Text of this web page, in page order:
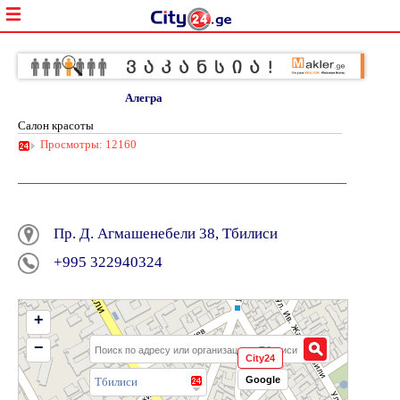
Алегра
Салон красоты
Просмотры: 12160
Пр. Д. Агмашенебели 38, Тбилиси
+995 322940324
Тбилиси
+
−
City24
Google